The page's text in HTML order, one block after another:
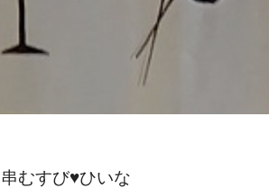
串むすび♥ひいな